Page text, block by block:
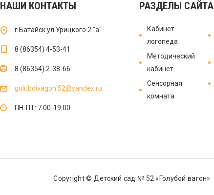
НАШИ КОНТАКТЫ
г.Батайск ул.Урицкого 2 "а"
8 (86354) 4-53-41
8 (86354) 2-38-66
goluboivagon.52@yandex.ru
ПН-ПТ: 7.00-19.00
РАЗДЕЛЫ САЙТА
Кабинет
логопеда
Методический
кабинет
Сенсорная
комната
Copyright © Детский сад № 52 «Голубой вагон»